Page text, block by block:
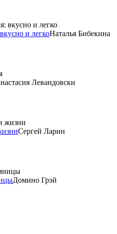
и легкоНаталья Бибекина
Левандовски
Сергей Ларин
Домино Грэй